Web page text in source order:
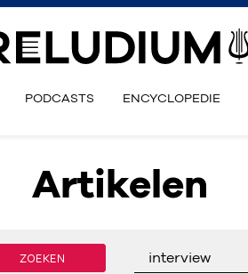
PODCASTS ENCYCLOPEDIE
Artikelen
ZOEKEN interview